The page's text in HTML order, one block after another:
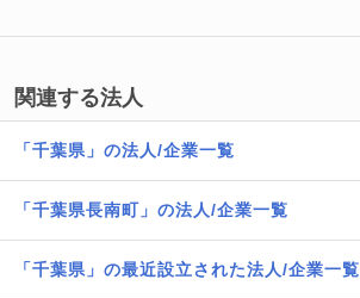
関連する法人
「千葉県」の法人/企業一覧
「千葉県長南町」の法人/企業一覧
「千葉県」の最近設立された法人/企業一覧